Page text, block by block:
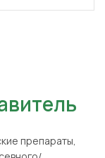
препараты,